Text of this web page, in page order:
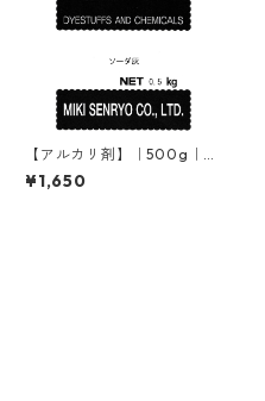
【アルカリ剤】｜500g｜ソ
ーダ灰（炭酸ナトリウム）
¥1,650